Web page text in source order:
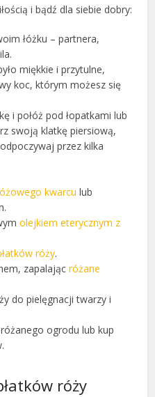
i bądź dla siebie dobry:
łóżku – partnera,
miękkie i przytulne,
koc, którym możesz się
i połóż pod łopatkami lub
swoją klatkę piersiową,
przez kilka
kwarcu lub
olejkiem eterycznym z
róży.
zapalającróżane
do pielęgnacji twarzy i
ogrodu lub kup
róży